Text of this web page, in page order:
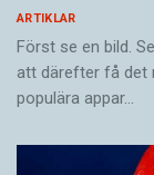
ARTIKLAR
Först se en bild.
att därefter få det
populära appar…